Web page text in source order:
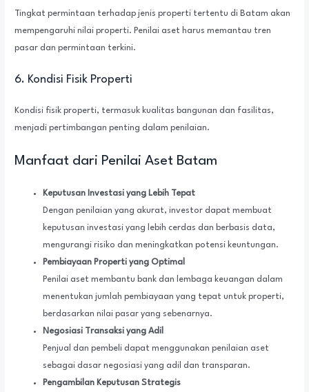
Tingkat permintaan terhadap jenis properti tertentu di Batam akan
mempengaruhi nilai properti. Penilai aset harus memantau tren
pasar dan permintaan terkini.
6. Kondisi Fisik Properti
Kondisi fisik properti, termasuk kualitas bangunan dan fasilitas,
menjadi pertimbangan penting dalam penilaian.
Manfaat dari Penilai Aset Batam
Keputusan Investasi yang Lebih Tepat
Dengan penilaian yang akurat, investor dapat membuat
keputusan investasi yang lebih cerdas dan berbasis data,
mengurangi risiko dan meningkatkan potensi keuntungan.
Pembiayaan Properti yang Optimal
Penilai aset membantu bank dan lembaga keuangan dalam
menentukan jumlah pembiayaan yang tepat untuk properti,
berdasarkan nilai pasar yang sebenarnya.
Negosiasi Transaksi yang Adil
Penjual dan pembeli dapat menggunakan penilaian aset
sebagai dasar negosiasi yang adil dan transparan.
Pengambilan Keputusan Strategis